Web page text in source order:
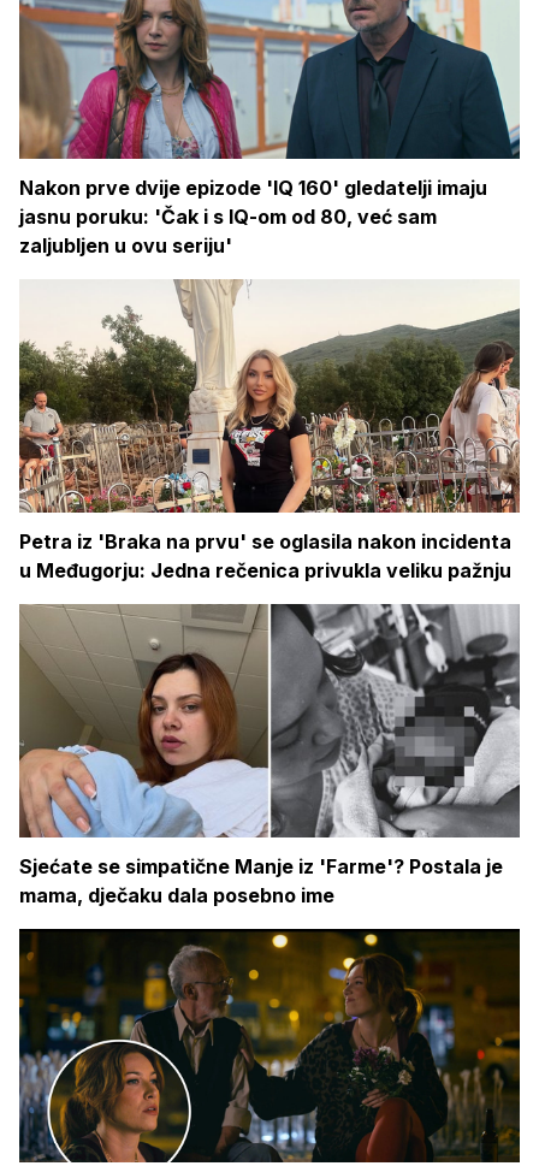
Nakon prve dvije epizode 'IQ 160' gledatelji imaju
jasnu poruku: 'Čak i s IQ-om od 80, već sam
zaljubljen u ovu seriju'
Petra iz 'Braka na prvu' se oglasila nakon incidenta
u Međugorju: Jedna rečenica privukla veliku pažnju
Sjećate se simpatične Manje iz 'Farme'? Postala je
mama, dječaku dala posebno ime